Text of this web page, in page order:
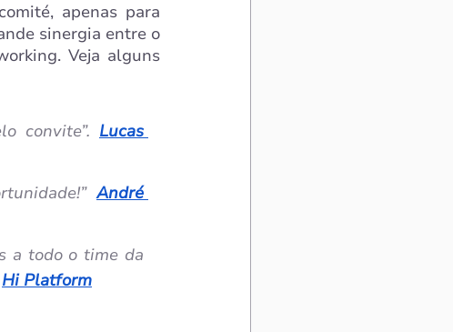
apenas para
sinergia entre o
Veja alguns
convite”. Lucas
André
a todo o time da
Hi Platform